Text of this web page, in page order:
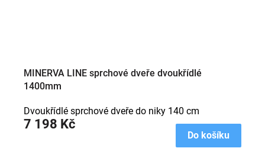
MINERVA LINE sprchové dveře dvoukřídlé
1400mm
7 198 Kč
Do košíku
Dvoukřídlé sprchové dveře do niky 140 cm